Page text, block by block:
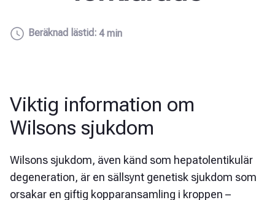
Beräknad lästid: 4 min
Viktig information om
Wilsons sjukdom
Wilsons sjukdom, även känd som hepatolentikulär
degeneration, är en sällsynt genetisk sjukdom som
orsakar en giftig kopparansamling i kroppen –